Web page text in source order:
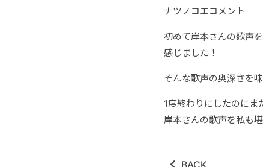
ナツノコエコメント
初めて岸本さんの歌声
感じました！
そんな歌声の奥深さを
1度終わりにしたのにま
岸本さんの歌声を私も
BACK